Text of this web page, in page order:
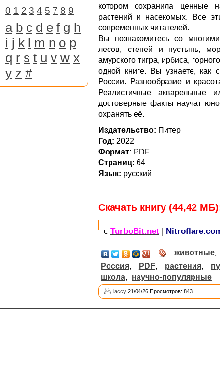
котором сохранила ценные
растений и насекомых. Все
современных читателей.
Вы познакомитесь со
лесов, степей и пустынь,
амурского тигра, ирбиса,
одной книге. Вы узнаете, как
России. Разнообразие и
Реалистичные акварельные
достоверные факты научат
охранять её.
Издательство: Питер
Год: 2022
Формат: PDF
Страниц: 64
Язык: русский
Скачать книгу (44,42
с TurboBit.net |
животные
Россия, PDF, растения,
школа, научно-популярные
laccy 21/04/26 Просмотров: 843
0 1 2 3 4 5 7 8 9
a b c d e f g h
i j k l m n o p
q r s t u v w x
y z #